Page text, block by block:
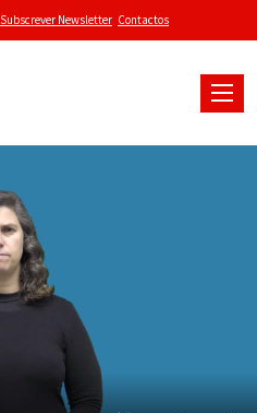
Subscrever Newsletter Contactos
Toggle